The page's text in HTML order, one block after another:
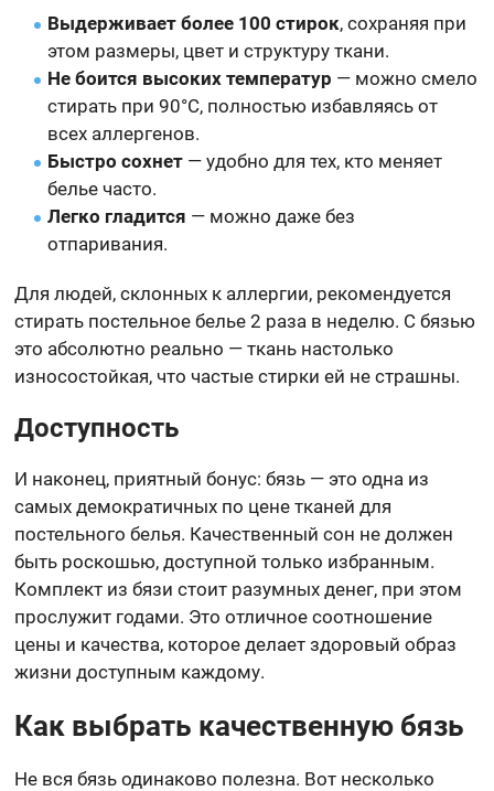
Выдерживает более 100 стирок, сохраняя при
этом размеры, цвет и структуру ткани.
Не боится высоких температур — можно смело
стирать при 90°C, полностью избавляясь от
всех аллергенов.
Быстро сохнет — удобно для тех, кто меняет
белье часто.
Легко гладится — можно даже без
отпаривания.
Для людей, склонных к аллергии, рекомендуется
стирать постельное белье 2 раза в неделю. С бязью
это абсолютно реально — ткань настолько
износостойкая, что частые стирки ей не страшны.
Доступность
И наконец, приятный бонус: бязь — это одна из
самых демократичных по цене тканей для
постельного белья. Качественный сон не должен
быть роскошью, доступной только избранным.
Комплект из бязи стоит разумных денег, при этом
прослужит годами. Это отличное соотношение
цены и качества, которое делает здоровый образ
жизни доступным каждому.
Как выбрать качественную бязь
Не вся бязь одинаково полезна. Вот несколько